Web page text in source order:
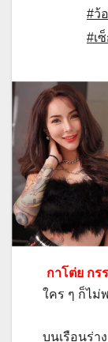
#ว้
#เ
กาโต่ย กร
ใคร ๆ ก็ไม่
บนเรือนร่า